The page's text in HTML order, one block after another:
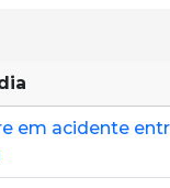
em acidente